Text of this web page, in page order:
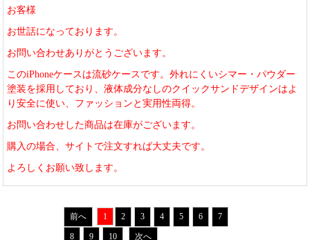
お客様
お世話になっております。
お問い合わせありがとうございます。
このiPhoneケースは流砂ケースです。外れにくいシマー・パウダー
塗装を採用しており、液体成分なしのクイックサンドデザインはよ
り安全に使い、ファッションと実用性両得。
お問い合わせした商品は在庫がございます。
購入の場合、サイトで注文すれば大丈夫です。
よろしくお願い致します。
前へ 1 2 3 4 5 6 7
8 9 10 次へ